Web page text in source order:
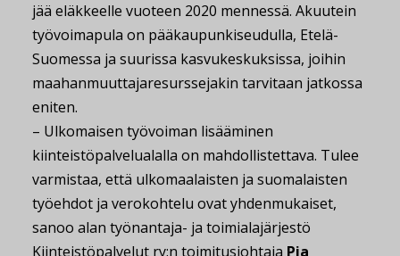
jää eläkkeelle vuoteen 2020 mennessä. Akuutein
työvoimapula on pääkaupunkiseudulla, Etelä-
Suomessa ja suurissa kasvukeskuksissa, joihin
maahanmuuttajaresurssejakin tarvitaan jatkossa
eniten.
– Ulkomaisen työvoiman lisääminen
kiinteistöpalvelualalla on mahdollistettava. Tulee
varmistaa, että ulkomaalaisten ja suomalaisten
työehdot ja verokohtelu ovat yhdenmukaiset,
sanoo alan työnantaja- ja toimialajärjestö
Kiinteistöpalvelut ry:n toimitusjohtaja Pia